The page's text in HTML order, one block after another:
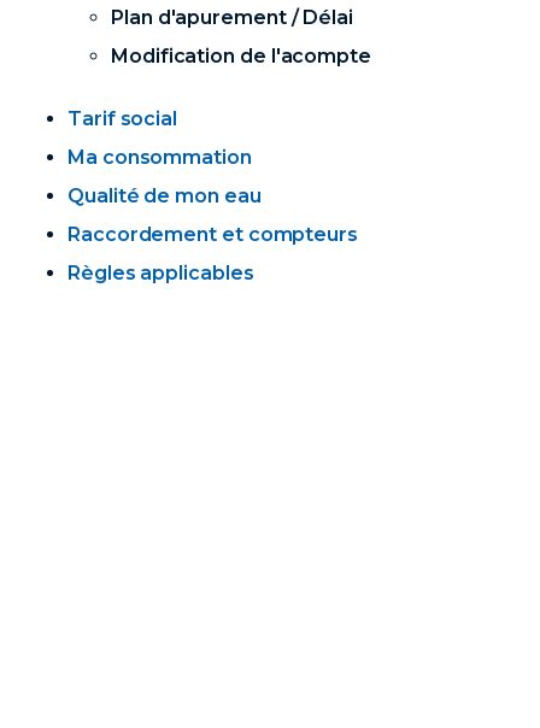
Plan d'apurement / Délai
Modification de l'acompte
Tarif social
Ma consommation
Qualité de mon eau
Raccordement et compteurs
Règles applicables